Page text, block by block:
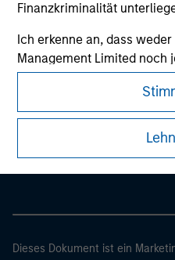
Finanzkriminalität
Ich erkenne an, dass
Management Limited noch
Unternehmen für Verluste
indirekt durch eingesehene
meiner falschen oder
entstehen. Durch die
Nutzungsbedingungen, die
zurückzukehren.
Morgan Stanley
Morgan Stanley Careers
Dieses Dokument ist ein